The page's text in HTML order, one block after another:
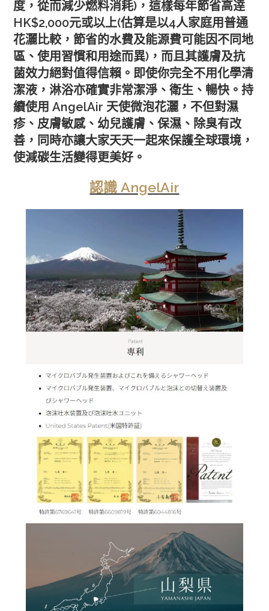
度，從而減少燃料消耗)，這樣每年節省高逹
HK$2,000元或以上(估算是以4人家庭用普通
花灑比較，節省的水費及能源費可能因不同地
區、使用習慣和用途而異)，而且其護膚及抗
菌效力絕對值得信賴。即使你完全不用化學清
潔液，淋浴亦確實非常潔淨、衛生、暢快。持
續使用 AngelAir 天使微泡花灑，不但對濕
疹、皮膚敏感、幼兒護膚、保濕、除臭有改
善，同時亦讓大家天天一起來保護全球環境，
使減碳生活變得更美好。
認識 AngelAir